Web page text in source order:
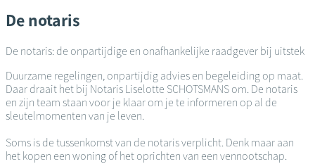
De notaris
De notaris: de onpartijdige en onafhankelijke raadgever bij uitstek
Duurzame regelingen, onpartijdig advies en begeleiding op maat.
Daar draait het bij Notaris Liselotte SCHOTSMANS om. De notaris
en zijn team staan voor je klaar om je te informeren op al de
sleutelmomenten van je leven.
Soms is de tussenkomst van de notaris verplicht. Denk maar aan
het kopen een woning of het oprichten van een vennootschap.